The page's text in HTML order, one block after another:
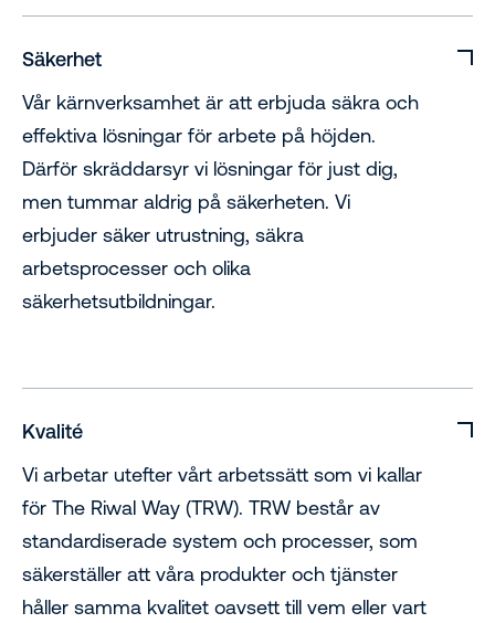
Säkerhet
Vår kärnverksamhet är att erbjuda säkra och
effektiva lösningar för arbete på höjden.
Därför skräddarsyr vi lösningar för just dig,
men tummar aldrig på säkerheten. Vi
erbjuder säker utrustning, säkra
arbetsprocesser och olika
säkerhetsutbildningar.
Kvalité
Vi arbetar utefter vårt arbetssätt som vi kallar
för The Riwal Way (TRW). TRW består av
standardiserade system och processer, som
säkerställer att våra produkter och tjänster
håller samma kvalitet oavsett till vem eller vart